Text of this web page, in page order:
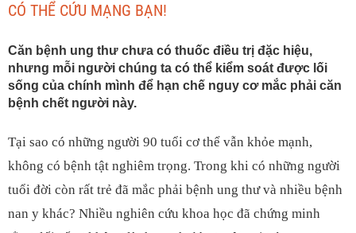
CÓ THỂ CỨU MẠNG BẠN!
Căn bệnh ung thư chưa có thuốc điều trị đặc hiệu,
nhưng mỗi người chúng ta có thể kiểm soát được lối
sống của chính mình để hạn chế nguy cơ mắc phải căn
bệnh chết người này.
Tại sao có những người 90 tuổi cơ thể vẫn khỏe mạnh,
không có bệnh tật nghiêm trọng. Trong khi có những người
tuổi đời còn rất trẻ đã mắc phải bệnh ung thư và nhiều bệnh
nan y khác? Nhiều nghiên cứu khoa học đã chứng minh